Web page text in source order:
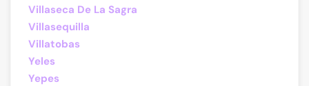
Villaseca De La Sagra
Villasequilla
Villatobas
Yeles
Yepes